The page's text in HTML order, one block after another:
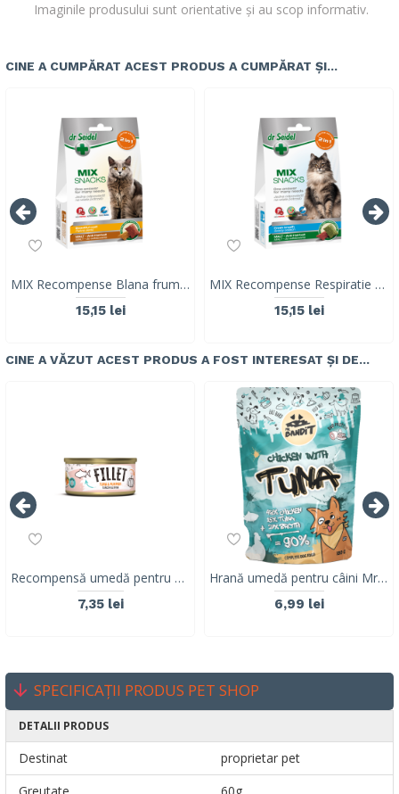
Imaginile produsului sunt orientative și au scop informativ.
CINE A CUMPĂRAT ACEST PRODUS A CUMPĂRAT ȘI...
MIX Recompense Blana frumoasa & Malt (ghem de blana), pisica, Dr. Seidel, 50g
15,15 lei
MIX Recompense Respiratie proaspata & Malt (ghem de blana),Dr. Seidel, 50g
15,15 lei
CINE A VĂZUT ACEST PRODUS A FOST INTERESAT ȘI DE...
Recompensă umedă pentru pisici adulte Mr. Bandit Fillet, ton și dovleac, 80g
7,35 lei
Hrană umedă pentru câini Mr. Bandit DuoProtein, pui și ton,180g
6,99 lei
SPECIFICAȚII PRODUS PET SHOP
DETALII PRODUS
Destinat
proprietar pet